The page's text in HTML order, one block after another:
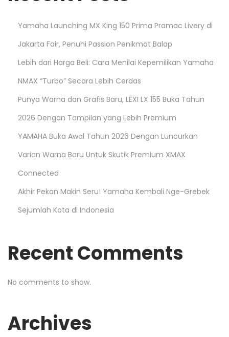
p
a
g
n
a
i
o
Yamaha Launching MX King 150 Prima Pramac Livery di
Jakarta Fair, Penuhi Passion Penikmat Balap
Lebih dari Harga Beli: Cara Menilai Kepemilikan Yamaha
NMAX “Turbo” Secara Lebih Cerdas
Punya Warna dan Grafis Baru, LEXI LX 155 Buka Tahun
2026 Dengan Tampilan yang Lebih Premium
YAMAHA Buka Awal Tahun 2026 Dengan Luncurkan
Varian Warna Baru Untuk Skutik Premium XMAX
Connected
Akhir Pekan Makin Seru! Yamaha Kembali Nge-Grebek
Sejumlah Kota di Indonesia
Recent Comments
No comments to show.
Archives